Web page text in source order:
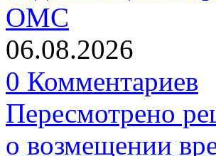
ОМС
06.08.2026
0 Комментариев
Пересмотрено
о возмещении